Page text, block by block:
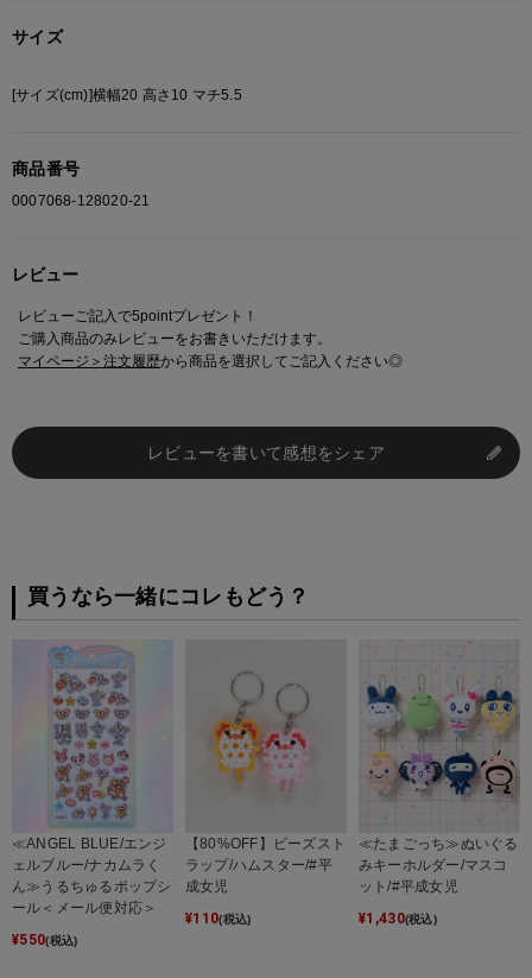
サイズ
[サイズ(cm)]横幅20 高さ10 マチ5.5
商品番号
0007068-128020-21
レビュー
レビューご記入で5pointプレゼント！
ご購入商品のみレビューをお書きいただけます。
マイページ＞注文履歴から商品を選択してご記入ください◎
レビューを書いて感想をシェア
買うなら一緒にコレもどう？
≪ANGEL BLUE/エンジ
ェルブルー/ナカムラく
ん≫うるちゅるポップシ
ール＜メール便対応＞
¥550(税込)
【80%OFF】ビーズスト
ラップ/ハムスター/#平
成女児
¥110(税込)
≪たまごっち≫ぬいぐる
みキーホルダー/マスコ
ット/#平成女児
¥1,430(税込)